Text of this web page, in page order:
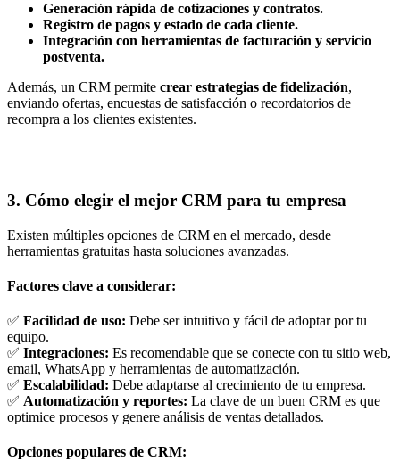
Generación rápida de cotizaciones y contratos.
Registro de pagos y estado de cada cliente.
Integración con herramientas de facturación y servicio
postventa.
Además, un CRM permite crear estrategias de fidelización,
enviando ofertas, encuestas de satisfacción o recordatorios de
recompra a los clientes existentes.
3. Cómo elegir el mejor CRM para tu empresa
Existen múltiples opciones de CRM en el mercado, desde
herramientas gratuitas hasta soluciones avanzadas.
Factores clave a considerar:
✅ Facilidad de uso: Debe ser intuitivo y fácil de adoptar por tu
equipo.
✅ Integraciones: Es recomendable que se conecte con tu sitio web,
email, WhatsApp y herramientas de automatización.
✅ Escalabilidad: Debe adaptarse al crecimiento de tu empresa.
✅ Automatización y reportes: La clave de un buen CRM es que
optimice procesos y genere análisis de ventas detallados.
Opciones populares de CRM: